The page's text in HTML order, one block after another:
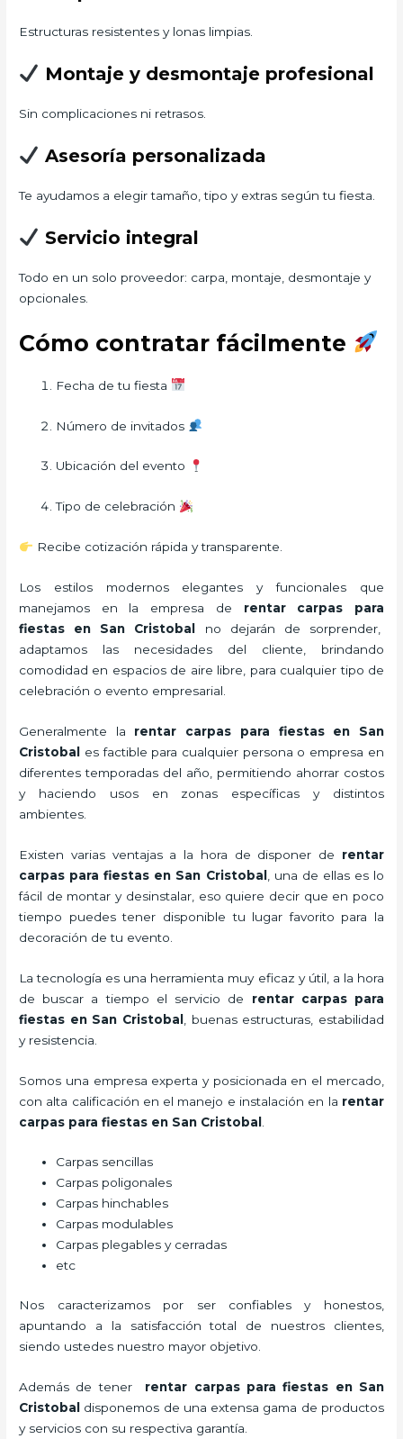
Estructuras resistentes y lonas limpias.
Montaje y desmontaje profesional
Sin complicaciones ni retrasos.
Asesoría personalizada
Te ayudamos a elegir tamaño, tipo y extras según tu fiesta.
Servicio integral
Todo en un solo proveedor: carpa, montaje, desmontaje y
opcionales.
Cómo contratar fácilmente
Fecha de tu fiesta
Número de invitados
Ubicación del evento
Tipo de celebración
Recibe cotización rápida y transparente.
Los estilos modernos elegantes y funcionales que
manejamos en la empresa de rentar carpas para
fiestas en San Cristobal
no dejarán de sorprender,
adaptamos las necesidades del cliente, brindando
comodidad en espacios de aire libre, para cualquier tipo de
celebración o evento empresarial.
Generalmente la rentar carpas para fiestas
en San
Cristobal
es factible para cualquier persona o empresa en
diferentes temporadas del año, permitiendo ahorrar costos
y haciendo usos en zonas específicas y distintos
ambientes.
Existen varias ventajas a la hora de disponer de rentar
carpas para fiestas en San Cristobal
, una de ellas es lo
fácil de montar y desinstalar, eso quiere decir que en poco
tiempo puedes tener disponible tu lugar favorito para la
decoración de tu evento.
La tecnología es una herramienta muy eficaz y útil, a la hora
de buscar a tiempo el servicio de rentar carpas para
fiestas en San Cristobal
, buenas estructuras, estabilidad
y resistencia.
Somos una empresa experta y posicionada en el mercado,
con alta calificación en el manejo e instalación en la rentar
carpas para fiestas en San Cristobal
Carpas sencillas
Carpas poligonales
Carpas hinchables
Carpas modulables
Carpas plegables y cerradas
etc
Nos caracterizamos por ser confiables y honestos,
apuntando a la satisfacción total de nuestros clientes,
siendo ustedes nuestro mayor objetivo.
Además de tener rentar carpas para fiestas en San
Cristobal
disponemos de una extensa gama de productos
y servicios con su respectiva garantía.